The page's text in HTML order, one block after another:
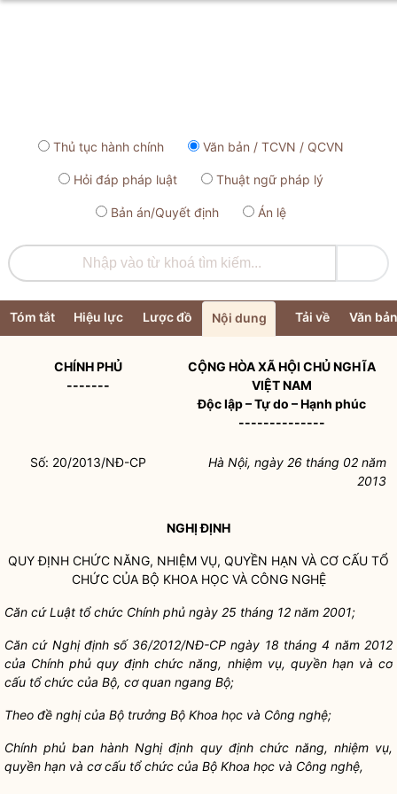
Thủ tục hành chính Văn bản / TCVN / QCVN
Hỏi đáp pháp luật Thuật ngữ pháp lý
Bản án/Quyết định Án lệ
Tóm tắt Hiệu lực Lược đồ Nội dung Tải về Văn
CHÍNH PHỦ
-------
CỘNG HÒA XÃ HỘI CHỦ NGHĨA
VIỆT NAM
Độc lập – Tự do – Hạnh phúc
--------------
Số: 20/2013/NĐ-CP
Hà Nội, ngày 26 tháng 02 năm
2013
NGHỊ ĐỊNH
QUY ĐỊNH CHỨC NĂNG, NHIỆM VỤ, QUYỀN HẠN VÀ CƠ CẤU TỔ
CHỨC CỦA BỘ KHOA HỌC VÀ CÔNG NGHỆ
Căn cứ Luật tổ chức Chính phủ ngày 25 tháng 12 năm 2001;
Căn cứ Nghị định số 36/2012/NĐ-CP ngày 18 tháng 4 năm 2012
của Chính phủ quy định chức năng, nhiệm vụ, quyền hạn và cơ
cấu tổ chức của Bộ, cơ quan ngang Bộ;
Theo đề nghị của Bộ trưởng Bộ Khoa học và Công nghệ;
Chính phủ ban hành Nghị định quy định chức năng, nhiệm vụ,
quyền hạn và cơ cấu tổ chức của Bộ Khoa học và Công nghệ,